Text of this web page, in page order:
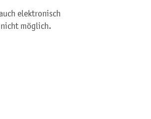
elektronisch
möglich.